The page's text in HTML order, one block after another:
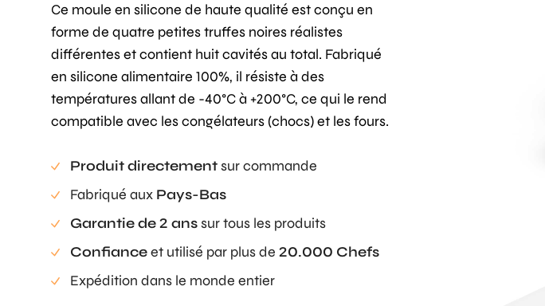
Ce moule en silicone de haute qualité est conçu en
forme de quatre petites truffes noires réalistes
différentes et contient huit cavités au total. Fabriqué
en silicone alimentaire 100%, il résiste à des
températures allant de -40°C à +200°C, ce qui le rend
compatible avec les congélateurs (chocs) et les fours.
Produit directementsur commande
Fabriqué aux Pays-Bas
Garantie de 2 anssur tous les produits
Confianceet utilisé par plus de 20.000 Chefs
Expédition dans le monde entier